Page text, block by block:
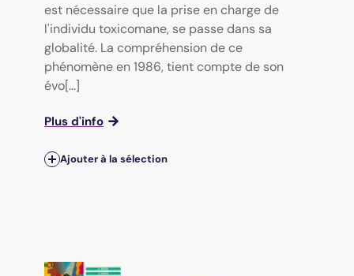
est nécessaire que la prise en charge de
l'individu toxicomane, se passe dans sa
globalité. La compréhension de ce
phénomène en 1986, tient compte de son
évo[...]
Plus d'info
Ajouter à la sélection